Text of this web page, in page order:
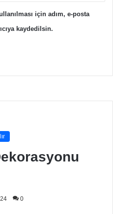
için adım, e-posta
kaydedilsin.